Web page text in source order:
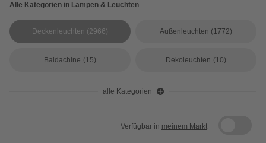
Alle Kategorien in Lampen & Leuchten
Deckenleuchten (2966) Außenleuchten (1772)
Baldachine (15) Dekoleuchten (10)
alle Kategorien
Verfügbar in meinem Markt